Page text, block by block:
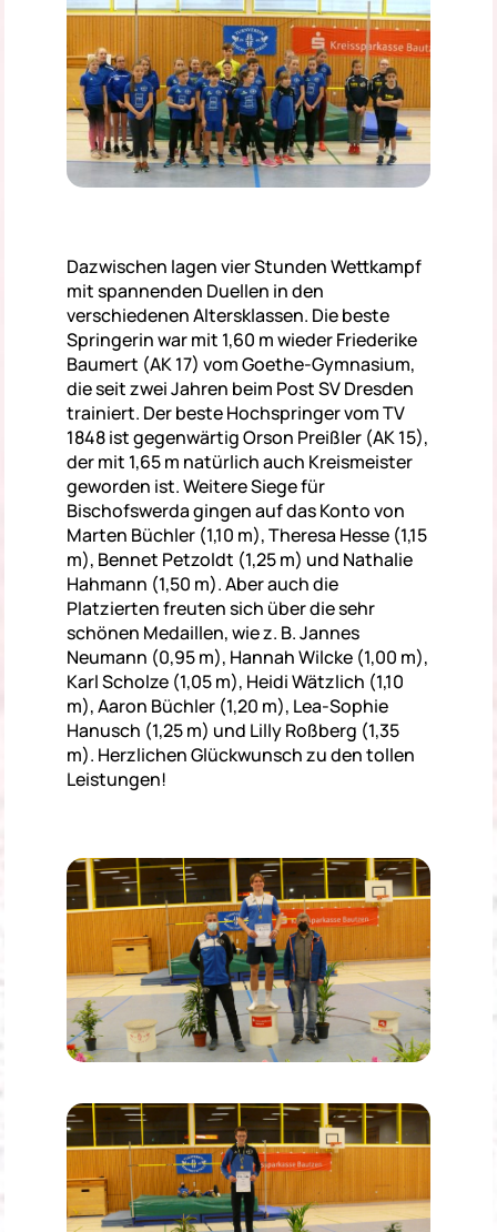
Dazwischen lagen vier Stunden Wettkampf
mit spannenden Duellen in den
verschiedenen Altersklassen. Die beste
Springerin war mit 1,60 m wieder Friederike
Baumert (AK 17) vom Goethe-Gymnasium,
die seit zwei Jahren beim Post SV Dresden
trainiert. Der beste Hochspringer vom TV
1848 ist gegenwärtig Orson Preißler (AK 15),
der mit 1,65 m natürlich auch Kreismeister
geworden ist. Weitere Siege für
Bischofswerda gingen auf das Konto von
Marten Büchler (1,10 m), Theresa Hesse (1,15
m), Bennet Petzoldt (1,25 m) und Nathalie
Hahmann (1,50 m). Aber auch die
Platzierten freuten sich über die sehr
schönen Medaillen, wie z. B. Jannes
Neumann (0,95 m), Hannah Wilcke (1,00 m),
Karl Scholze (1,05 m), Heidi Wätzlich (1,10
m), Aaron Büchler (1,20 m), Lea-Sophie
Hanusch (1,25 m) und Lilly Roßberg (1,35
m). Herzlichen Glückwunsch zu den tollen
Leistungen!